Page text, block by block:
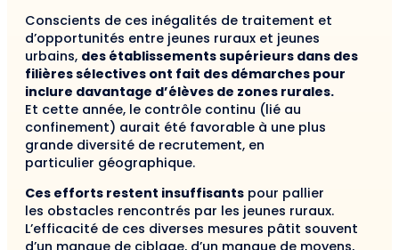
Conscients de ces inégalités de traitement et
d’opportunités entre jeunes ruraux et jeunes
urbains, des établissements supérieurs dans des
filières sélectives ont fait des démarches pour
inclure davantage d’élèves de zones rurales.
Et cette année, le contrôle continu (lié au
confinement) aurait été favorable à une plus
grande diversité de recrutement, en
particulier géographique.
Ces efforts restent insuffisants pour pallier
les obstacles rencontrés par les jeunes ruraux.
L’efficacité de ces diverses mesures pâtit souvent
d’un manque de ciblage, d’un manque de moyens,